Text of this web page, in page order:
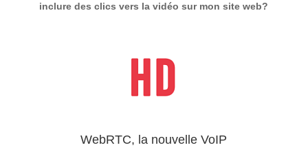
inclure des clics vers la vidéo sur mon site web?
WebRTC, la nouvelle VoIP